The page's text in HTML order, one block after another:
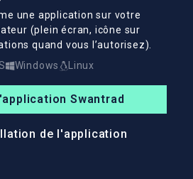
une application sur votre
(plein écran, icône sur
quand vous l’autorisez).
Windows Linux
Swantrad
de l'application